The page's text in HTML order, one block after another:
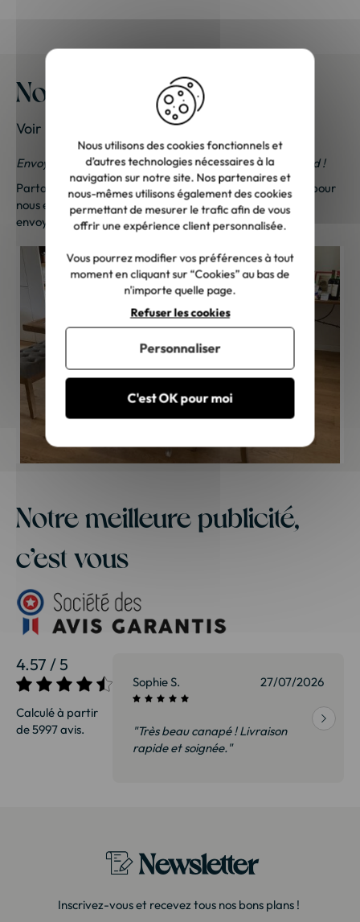
Nos meubles chez vous
Voir les photos de nos clients
Envoyez-nous vos photos ; une petite surprise vous attend !
Partagez vos photos et recevez une surprise !
Cliquez ici
pour
nous envoyer vos photos. Une petite attention vous sera
envoyée sous 48h à 72h ouvrées. Merci de votre fidélité !
Notre meilleure publicité,
c’est vous
4.57 / 5
Calculé à partir
de 5997 avis.
27/07/2026 Sophie S. 27/07/2026
"Très beau canapé ! Livraison
rapide et soignée."
Newsletter
Inscrivez-vous et recevez tous nos bons plans !
Nous utilisons des cookies fonctionnels et
d’autres technologies nécessaires à la
navigation sur notre site. Nos partenaires et
nous-mêmes utilisons également des cookies
permettant de mesurer le trafic afin de vous
offrir une expérience client personnalisée.
Vous pourrez modifier vos préférences à tout
moment en cliquant sur “Cookies” au bas de
n'importe quelle page.
C'est OK pour moi
Refuser les cookies
Personnaliser